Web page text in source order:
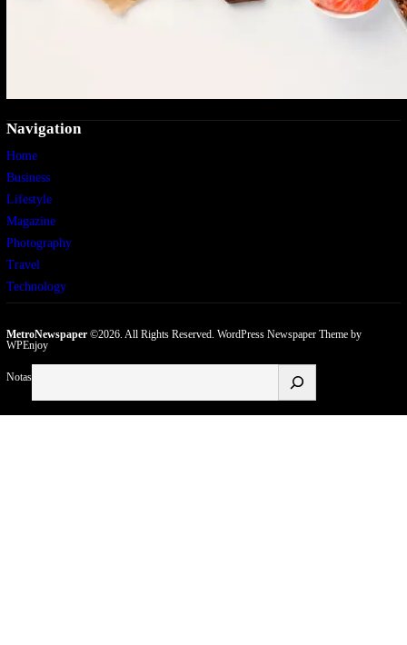
Navigation
Home
Business
Lifestyle
Magazine
Photography
Travel
Technology
MetroNewspaper©2026. All Rights Reserved. WordPress Newspaper Themeby
WPEnjoy
Notas